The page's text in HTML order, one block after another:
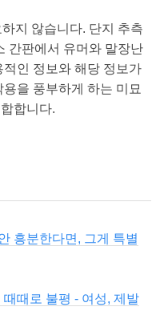
지 않습니다. 단지 추측
간판에서 유머와 말장난
인 정보와 해당 정보가
을 풍부하게 하는 미묘
합니다.
흥분한다면, 그게 특별
때로 불평 - 여성, 제발